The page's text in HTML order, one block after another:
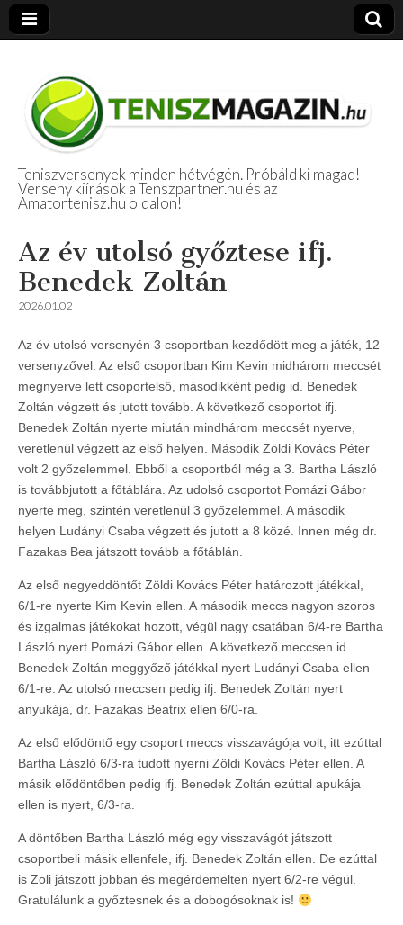
Amatőr Tenisz
Beszámolók
Teniszversenyek minden hétvégén. Próbáld ki magad!
Verseny kiírások a Tenszpartner.hu és az
Amatortenisz.hu oldalon!
Az év utolsó győztese ifj.
Benedek Zoltán
2026.01.02
Az év utolsó versenyén 3 csoportban kezdődött meg a játék, 12
versenyzővel. Az első csoportban Kim Kevin midhárom meccsét
megnyerve lett csoportelső, másodikként pedig id. Benedek
Zoltán végzett és jutott tovább. A következő csoportot ifj.
Benedek Zoltán nyerte miután mindhárom meccsét nyerve,
veretlenül végzett az első helyen. Második Zöldi Kovács Péter
volt 2 győzelemmel. Ebből a csoportból még a 3. Bartha László
is továbbjutott a főtáblára. Az udolsó csoportot Pomázi Gábor
nyerte meg, szintén veretlenül 3 győzelemmel. A második
helyen Ludányi Csaba végzett és jutott a 8 közé. Innen még dr.
Fazakas Bea játszott tovább a főtáblán.
Az első negyeddöntőt Zöldi Kovács Péter határozott játékkal,
6/1-re nyerte Kim Kevin ellen. A második meccs nagyon szoros
és izgalmas játékokat hozott, végül nagy csatában 6/4-re Bartha
László nyert Pomázi Gábor ellen. A következő meccsen id.
Benedek Zoltán meggyőző játékkal nyert Ludányi Csaba ellen
6/1-re. Az utolsó meccsen pedig ifj. Benedek Zoltán nyert
anyukája, dr. Fazakas Beatrix ellen 6/0-ra.
Az első elődöntő egy csoport meccs visszavágója volt, itt ezúttal
Bartha László 6/3-ra tudott nyerni Zöldi Kovács Péter ellen. A
másik elődöntőben pedig ifj. Benedek Zoltán ezúttal apukája
ellen is nyert, 6/3-ra.
A döntőben Bartha László még egy visszavágót játszott
csoportbeli másik ellenfele, ifj. Benedek Zoltán ellen. De ezúttal
is Zoli játszott jobban és megérdemelten nyert 6/2-re végül.
Gratulálunk a győztesnek és a dobogósoknak is!